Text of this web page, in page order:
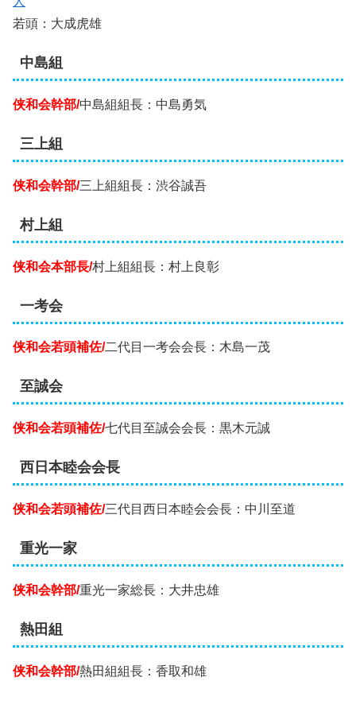
若頭：大成虎雄
中島組
侠和会幹部/中島組組長：中島勇気
三上組
侠和会幹部/三上組組長：渋谷誠吾
村上組
侠和会本部長/村上組組長：村上良彰
一考会
侠和会若頭補佐/二代目一考会会長：木島一茂
至誠会
侠和会若頭補佐/七代目至誠会会長：黒木元誠
西日本睦会会長
侠和会若頭補佐/三代目西日本睦会会長：中川至道
重光一家
侠和会幹部/重光一家総長：大井忠雄
熱田組
侠和会幹部/熱田組組長：香取和雄